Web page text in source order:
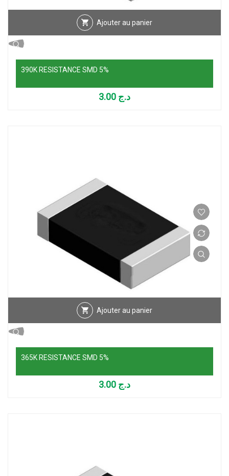
Ajouter au panier
390K RESISTANCE SMD 5%
د.ج
Ajouter au panier
365K RESISTANCE SMD 5%
د.ج